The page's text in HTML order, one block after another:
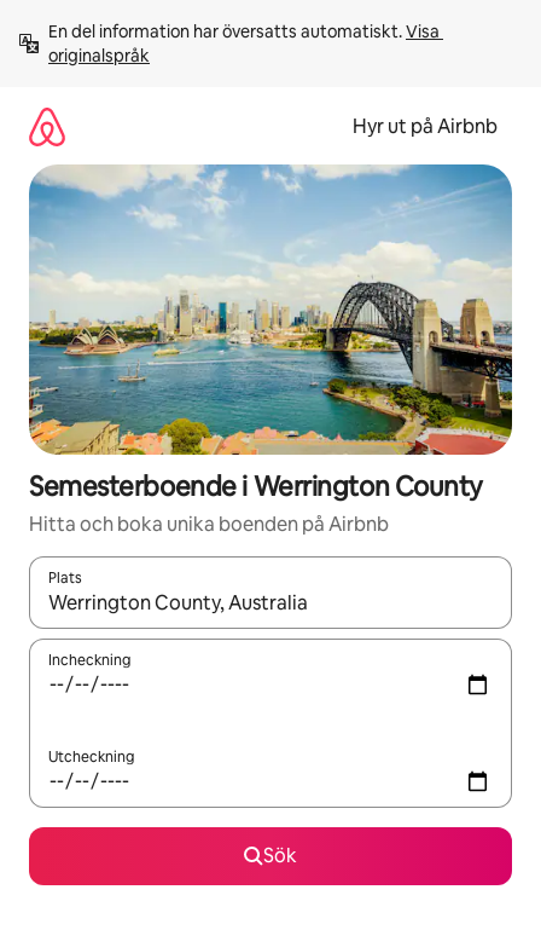
innehåll
En del information har översatts automatiskt. Visa
originalspråk
Hyr ut på Airbnb
Semesterboende i Werrington County
Hitta och boka unika boenden på Airbnb
Plats
När resultaten är tillgängliga kan du navigera med upp- och
Incheckning
Utcheckning
Sök